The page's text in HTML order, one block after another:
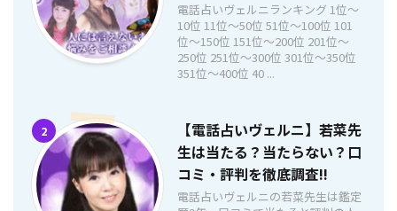
電話占いヴェルニランキング 1位〜
10位 11位〜50位 51位〜100位 101
位〜150位 151位〜200位 201位〜
250位 251位〜300位 301位〜350位
351位〜400位 40 ...
2
【電話占いヴェルニ】若菜先
生は当たる？当たらない？口
コミ・評判を徹底調査!!
電話占いヴェルニの若菜先生は鑑定